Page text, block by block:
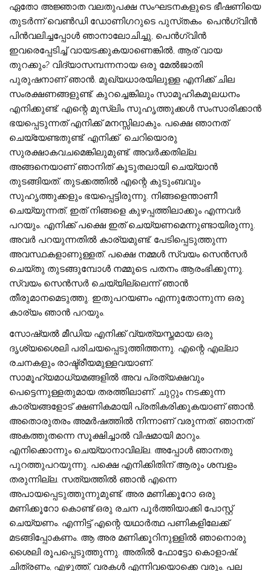
ഏതോ അജ്ഞാത വലതുപക്ഷ സംഘടനകളുടെ ഭീഷണിയെ
തുടർന്ന് വെൺഡി ഡോണിഗറുടെ പുസ്‌തകം പെൻഗ്വിൻ
പിൻവലിച്ചപ്പോൾ ഞാനാലോചിച്ചു, പെൻഗ്വിൻ
ഇവരെപ്പേടിച്ച് വായടക്കുകയാണെങ്കിൽ, ആര് വായ
തുറക്കും? വിദ്യാസമ്പന്നനായ ഒരു മേൽജാതി
പുരുഷനാണ് ഞാൻ. മുഖ്യധാരയിലുള്ള എനിക്ക് ചില
സംരക്ഷണങ്ങളുണ്ട്. കുറച്ചെങ്കിലും സാമൂഹികമൂലധനം
എനിക്കുണ്ട്. എന്റെ മുസ്‌ലിം സുഹൃത്തുക്കൾ സംസാരിക്കാൻ
ഭയപ്പെടുന്നത് എനിക്ക് മനസ്സിലാകും. പക്ഷെ ഞാനത്
ചെയ്യേണ്ടതുണ്ട്. എനിക്ക് ചെറിയൊരു
സുരക്ഷാകവചമെങ്കിലുമുണ്ട്. അവർക്കതില്ല.
അങ്ങനെയാണ് ഞാനിത് കൂടുതലായി ചെയ്യാൻ
തുടങ്ങിയത്. തുടക്കത്തിൽ എന്റെ കുടുംബവും
സുഹൃത്തുക്കളും ഭയപ്പെട്ടിരുന്നു. നിങ്ങളെന്താണീ
ചെയ്യുന്നത്, ഇത് നിങ്ങളെ കുഴപ്പത്തിലാക്കും എന്നവർ
പറയും. എനിക്ക് പക്ഷെ ഇത് ചെയ്യണമെന്നുണ്ടായിരുന്നു.
അവർ പറയുന്നതിൽ കാര്യമുണ്ട്. പേടിപ്പെടുത്തുന്ന
അവസ്ഥകളാണുള്ളത്. പക്ഷെ നമ്മൾ സ്വയം സെൻസർ
ചെയ്തു തുടങ്ങുമ്പോൾ നമ്മുടെ പതനം ആരംഭിക്കുന്നു.
സ്വയം സെൻസർ ചെയ്യില്ലെന്ന് ഞാൻ
തീരുമാനമെടുത്തു. ഇതുപറയണം എന്നുതോന്നുന്ന ഒരു
കാര്യം ഞാൻ പറയും.
സോഷ്യൽ മീഡിയ എനിക്ക് വ്യത്യസ്തമായ ഒരു
ദൃശ്യശൈലി പരിചയപ്പെടുത്തിത്തന്നു. എന്റെ എല്ലാ
രചനകളും രാഷ്ട്രീയമുള്ളവയാണ്.
സാമൂഹ്യമാധ്യമങ്ങളിൽ അവ പ്രത്യക്ഷവും
പെട്ടെന്നുള്ളതുമായ തരത്തിലാണ്. ചുറ്റും നടക്കുന്ന
കാര്യങ്ങളോട് ക്ഷണികമായി പ്രതികരിക്കുകയാണ് ഞാൻ.
അതൊരുതരം അമർഷത്തിൽ നിന്നാണ് വരുന്നത്. ഞാനത്
അകത്തുതന്നെ സൂക്ഷിച്ചാൽ വിഷമായി മാറും.
എനിക്കൊന്നും ചെയ്യാനാവില്ല. അപ്പോൾ ഞാനതു
പുറത്തുപറയുന്നു. പക്ഷെ എനിക്കിതിന് ആരും ശമ്പളം
തരുന്നില്ല. സത്യത്തിൽ ഞാൻ എന്നെ
അപായപ്പെടുത്തുന്നുമുണ്ട്. അര മണിക്കൂറോ ഒരു
മണിക്കൂറോ കൊണ്ട് ഒരു രചന പൂർത്തിയാക്കി പോസ്റ്റ്
ചെയ്യണം. എന്നിട്ട് എന്റെ യഥാർത്ഥ പണികളിലേക്ക്
മടങ്ങിപ്പോകണം. ആ അര മണിക്കൂറിനുള്ളിൽ ഞാനൊരു
ശൈലി രൂപപ്പെടുത്തുന്നു. അതിൽ ഫോട്ടോ കൊളാഷ്,
ചിത്രണം, എഴുത്ത്, വരകൾ എന്നിവയൊക്കെ വരും. പല